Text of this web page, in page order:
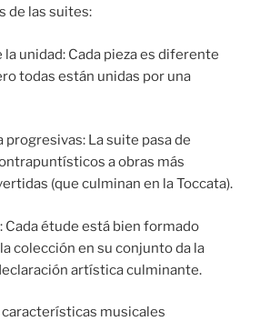
de las suites:
unidad: Cada pieza es diferente
todas están unidas por una
La suite pasa de
a obras más
(que culminan en la Toccata).
Cada étude está bien formado
colección en su conjunto da la
artística culminante.
características musicales